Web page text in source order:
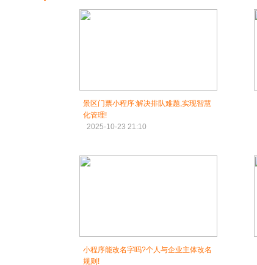
景区门票小程序:解决排队难题,实现智慧
化管理!
2025-10-23 21:10
小程序能改名字吗?个人与企业主体改名
规则!